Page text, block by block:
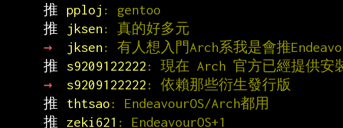
推
pploj : gentoo
推
jksen: 真的好多元
→
jksen: 有人想入門Arch系我是會推
推
s9209122222: 現在 Arch 官方已經提供安
→
s9209122222: 依賴那些衍生發行版
推
thtsao: EndeavourOS/Arch都用
推
zeki621 : EndeavourOS+1